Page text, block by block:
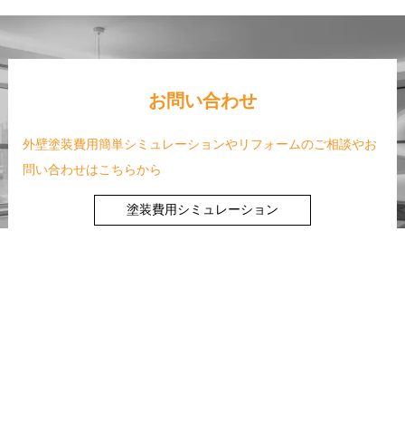
お問い合わせ
外壁塗装費用簡単シミュレーションやリフォームのご相談やお
問い合わせはこちらから
塗装費用シミュレーション